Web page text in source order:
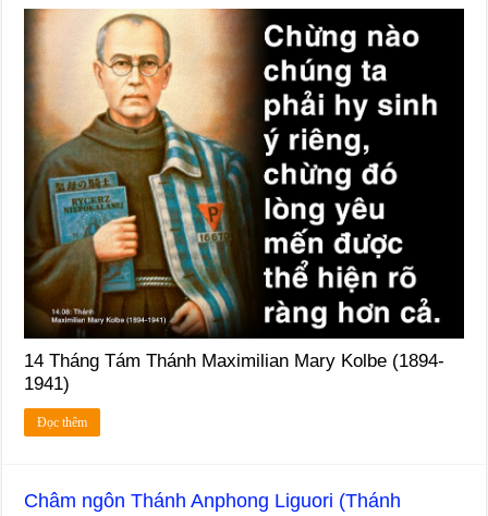
14 Tháng Tám Thánh Maximilian Mary Kolbe (1894-
1941)
Đọc thêm
Châm ngôn Thánh Anphong Liguori (Thánh